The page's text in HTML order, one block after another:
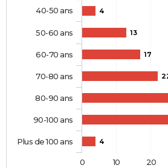
4
13
17
4
40-50 ans
50-60 ans
60-70 ans
70-80 ans
80-90 ans
90-100 ans
Plus de 100 ans
0 10 20